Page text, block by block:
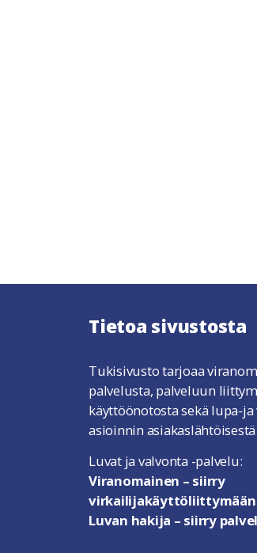
Tietoa sivustosta
Tukisivusto tarjoaa
palvelusta, palveluun
käyttöönotosta sekä lupa-ja
asioinnin
Luvat ja valvonta -palvelu:
Viranomainen – siirry
virkailijakäyttöliittymään
Luvan hakija – siirry